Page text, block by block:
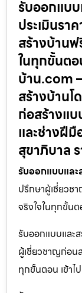
รับออกแบ
ประเมินร
สร้างบ้านฟ
ในทุกขั้นตอ
บ้าน.com
สร้างบ้าน
ก่อสร้างแ
และช่างฝีมื
สุขาภิบาล
รับออกแบบแล
ปรึกษาผู้เชี่ยวช
จริงใจในทุกขั้น
รับออกแบบและ
ผู้เชี่ยวชาญก่อน
ทุกขั้นตอน เข้า